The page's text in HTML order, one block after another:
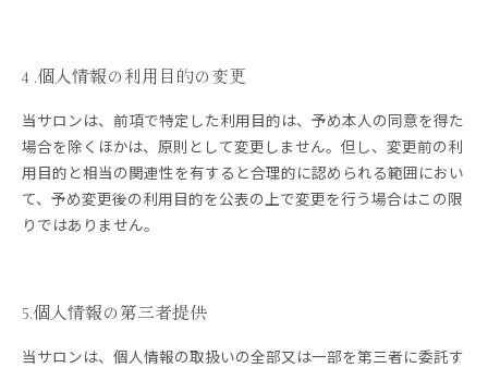
4 .個人情報の利用目的の変更
当サロンは、前項で特定した利用目的は、予め本人の同意を得た
場合を除くほかは、原則として変更しません。但し、変更前の利
用目的と相当の関連性を有すると合理的に認められる範囲におい
て、予め変更後の利用目的を公表の上で変更を行う場合はこの限
りではありません。
5.個人情報の第三者提供
当サロンは、個人情報の取扱いの全部又は一部を第三者に委託す